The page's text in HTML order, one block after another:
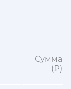
Сумма
(₽)